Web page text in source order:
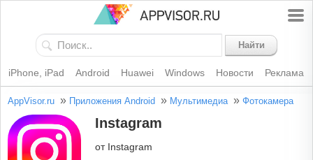
Найти
iPhone, iPad Android Huawei Windows Новости Реклама
AppVisor.ru » Приложения Android » Мультимедиа » Фотокамера
Instagram
от Instagram